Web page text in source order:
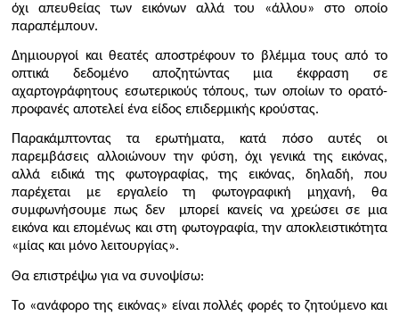
όχι απευθείας των εικόνων αλλά του «άλλου» στο οποίο
παραπέμπουν.
Δημιουργοί και θεατές αποστρέφουν το βλέμμα τους από το
οπτικά δεδομένο αποζητώντας μια έκφραση σε
αχαρτογράφητους εσωτερικούς τόπους, των οποίων το ορατό-
προφανές αποτελεί ένα είδος επιδερμικής κρούστας.
Παρακάμπτοντας τα ερωτήματα, κατά πόσο αυτές οι
παρεμβάσεις αλλοιώνουν την φύση, όχι γενικά της εικόνας,
αλλά ειδικά της φωτογραφίας, της εικόνας, δηλαδή, που
παρέχεται με εργαλείο τη φωτογραφική μηχανή, θα
συμφωνήσουμε πως δεν μπορεί κανείς να χρεώσει σε μια
εικόνα και επομένως και στη φωτογραφία, την αποκλειστικότητα
«μίας και μόνο λειτουργίας».
Θα επιστρέψω για να συνοψίσω:
Το «ανάφορο της εικόνας» είναι πολλές φορές το ζητούμενο και